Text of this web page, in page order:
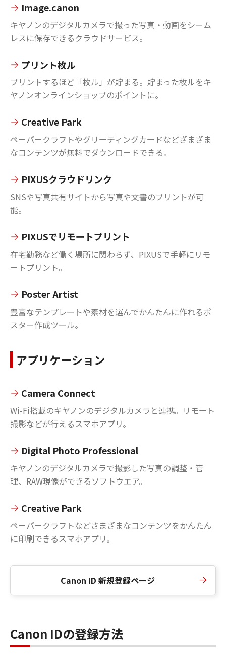
Image.canon
キヤノンのデジタルカメラで撮った写真・動画をシーム
レスに保存できるクラウドサービス。
プリント枚ル
プリントするほど「枚ル」が貯まる。貯まった枚ルをキ
ヤノンオンラインショップのポイントに。
Creative Park
ペーパークラフトやグリーティングカードなどざまざま
なコンテンツが無料でダウンロードできる。
PIXUSクラウドリンク
SNSや写真共有サイトから写真や文書のプリントが可
能。
PIXUSでリモートプリント
在宅勤務など働く場所に関わらず、PIXUSで手軽にリモ
ートプリント。
Poster Artist
豊富なテンプレートや素材を選んでかんたんに作れるポ
スター作成ツール。
アプリケーション
Camera Connect
Wi-Fi搭載のキヤノンのデジタルカメラと連携。リモート
撮影などが行えるスマホアプリ。
Digital Photo Professional
キヤノンのデジタルカメラで撮影した写真の調整・管
理、RAW現像ができるソフトウエア。
Creative Park
ペーパークラフトなどさまざまなコンテンツをかんたん
に印刷できるスマホアプリ。
Canon ID 新規登録ページ
Canon IDの登録方法